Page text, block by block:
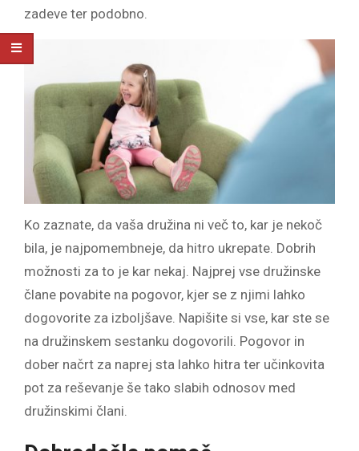
zadeve ter podobno.
Ko zaznate, da vaša družina ni več to, kar je nekoč
bila, je najpomembneje, da hitro ukrepate. Dobrih
možnosti za to je kar nekaj. Najprej vse družinske
člane povabite na pogovor, kjer se z njimi lahko
dogovorite za izboljšave. Napišite si vse, kar ste se
na družinskem sestanku dogovorili. Pogovor in
dober načrt za naprej sta lahko hitra ter učinkovita
pot za reševanje še tako slabih odnosov med
družinskimi člani.